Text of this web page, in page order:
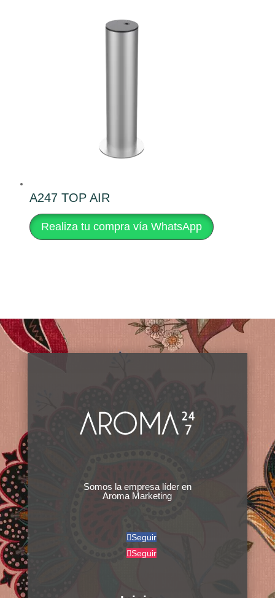
A247 TOP AIR
Realiza tu compra vía WhatsApp
Somos la empresa líder en
Aroma Marketing
Seguir
Seguir